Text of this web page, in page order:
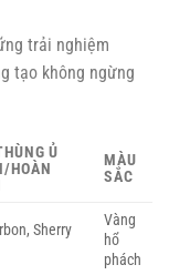
trải nghiệm
tạo không ngừng
Ủ
HOÀN
MÀU
SẮC
Sherry
Vàng
hổ
phách